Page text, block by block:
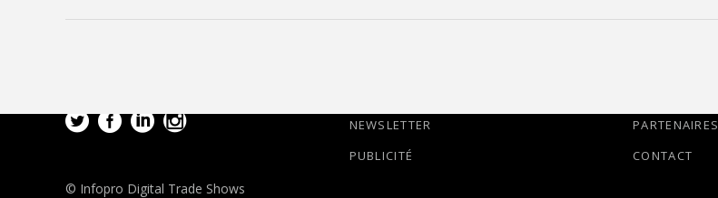
© Infopro Digital Trade Shows
NEWSLETTER
PUBLICITÉ
PARTENAIRES
CONTACT